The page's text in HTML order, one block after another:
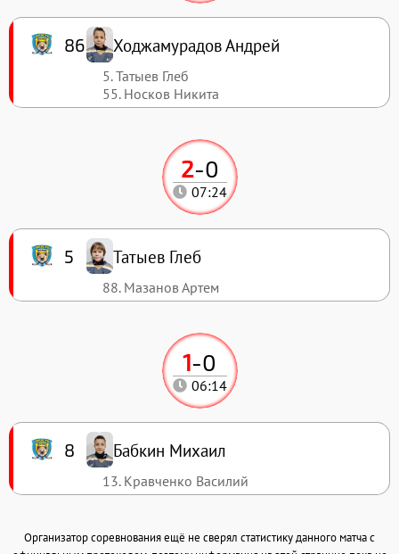
1-0
06:14
8 Бабкин Михаил
13. Кравченко Василий
2-0
07:24
5 Татыев Глеб
88. Мазанов Артем
86 Ходжамурадов Андрей
5. Татыев Глеб
55. Носков Никита
Организатор соревнования ещё не сверял статистику данного матча с